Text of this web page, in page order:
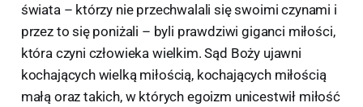
świata – którzy nie przechwalali się swoimi czynami i
przez to się poniżali – byli prawdziwi giganci miłości,
która czyni człowieka wielkim. Sąd Boży ujawni
kochających wielką miłością, kochających miłością
małą oraz takich, w których egoizm unicestwił miłość